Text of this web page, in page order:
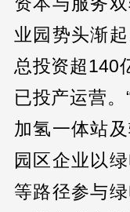
业园势头渐
总投资超140
已投产运营
加氢一体站
园区企业以
等路径参与